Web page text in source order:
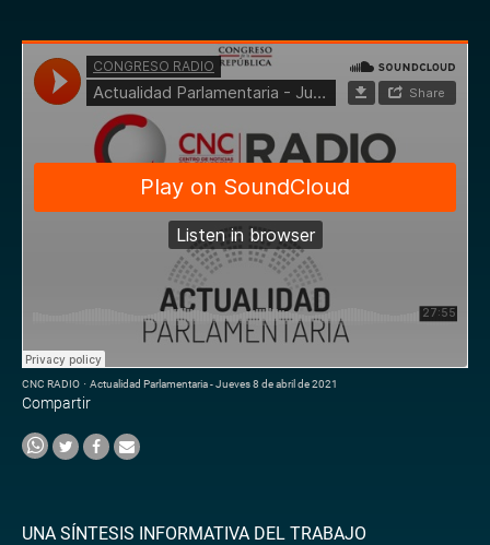
CNC RADIO · Actualidad Parlamentaria - Jueves 8 de abril de 2021
Compartir
UNA SÍNTESIS INFORMATIVA DEL TRABAJO